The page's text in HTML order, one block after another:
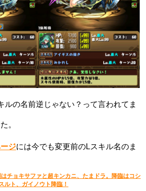
ルの名前逆じゃない？って言われてま
。
ジには今でも変更前のLスキル名のま
チョキサファと超キンカニ、たまドラ。降臨はコシ
ルト、ガイノウト降臨！